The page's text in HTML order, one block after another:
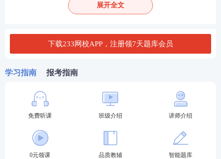
法考历年真题及答案解析
2021年国家统一法律职业资格考试客观卷一
2020年国家统一法律职业资格考试客观卷一
真题与解析（考生回忆版)
2019年国家统一法律职业资格考试客观卷一
2018年国家统一法律职业资格考试客观卷一
真题与解析（考生回忆版)
展开全文
下载233网校APP，注册领7天题库会员
学习指南 报考指南
免费听课 班级介绍 讲师介绍
0元领课 品质教辅 智能题库